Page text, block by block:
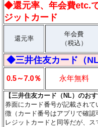
◆還元率、年会費etc.
ジットカード
還元率
年会費
（税込）
◆三井住友カード（NL
0.5～7.0％ 永年無料
【三井住友カード（NL）のお
券面にカード番号が記載され
徴（カード番号はアプリで確
レジットカードと同等だが、